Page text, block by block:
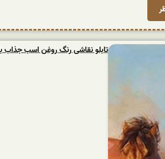
تابلو نقاشی رنگ روغن اسب جذاب